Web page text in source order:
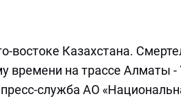
востоке Казахстана.
времени на трассе Алматы -
служба АО